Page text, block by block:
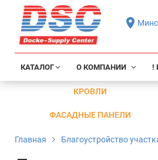
КАТАЛОГ О КОМПАНИИ !
КРОВЛИ
ФАСАДНЫЕ ПАНЕЛИ
Главная Благоустройство